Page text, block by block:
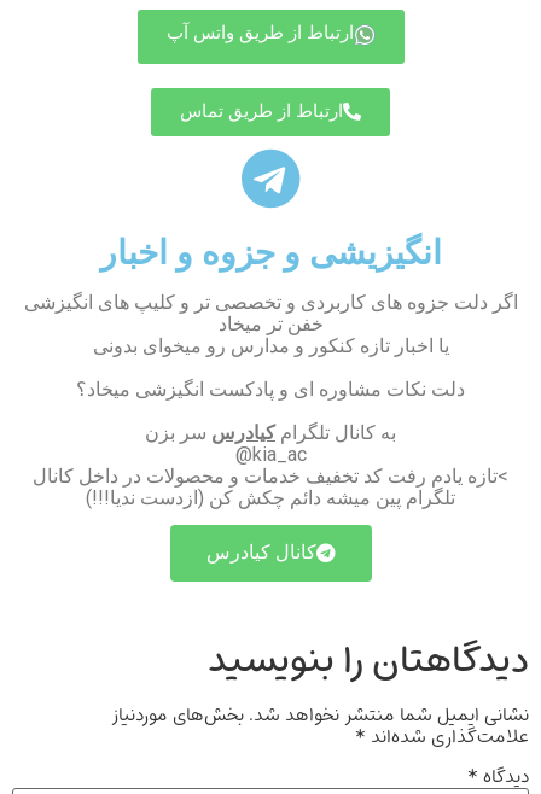
ارتباط از طریق واتس آپ
ارتباط از طریق تماس
انگیزیشی و جزوه و اخبار
اگر دلت جزوه های کاربردی و تخصصی تر و کلیپ های انگیزشی
خفن تر میخاد
یا اخبار تازه کنکور و مدارس رو میخوای بدونی
دلت نکات مشاوره ای و پادکست انگیزشی میخاد؟
به کانال تلگرامکیادرس سر بزن
kia_ac@
>تازه یادم رفت کد تخفیف خدمات و محصولات در داخل کانال
تلگرام پین میشه دائم چکش کن (ازدست ندیا!!!)
کانال کیادرس
دیدگاهتان را بنویسید
نشانی ایمیل شما منتشر نخواهد شد.بخش‌های موردنیاز
علامت‌گذاری شده‌اند *
دیدگاه*